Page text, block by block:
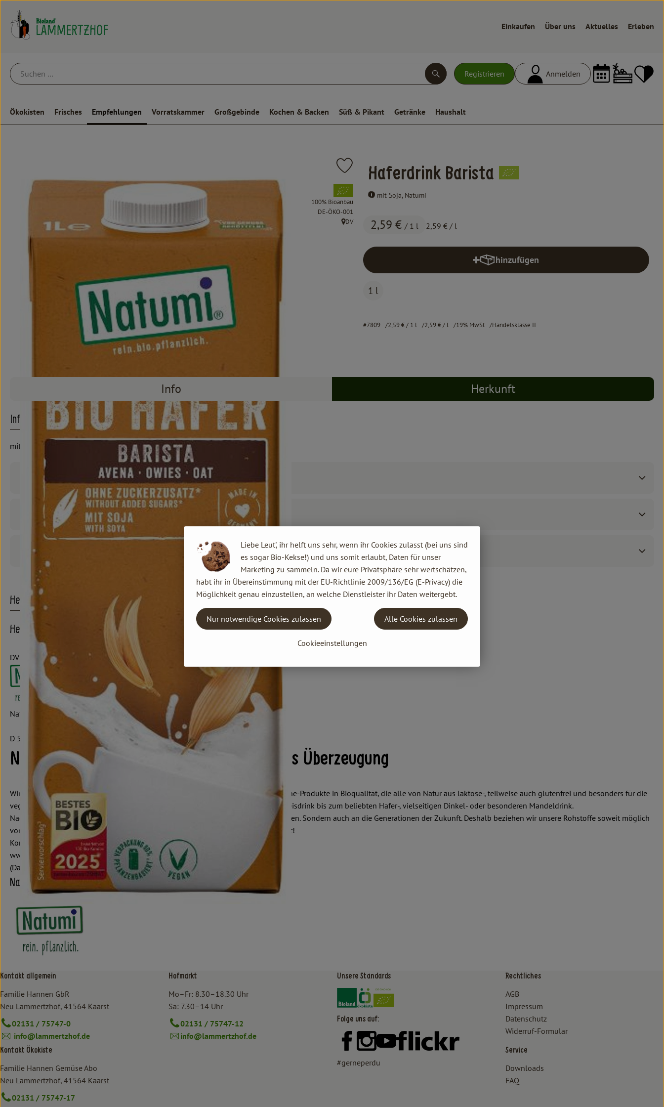
Einkaufen Über uns Aktuelles Erleben
Registrieren Anmelden
Suchen
Ökokisten Frisches Empfehlungen Vorratskammer Großgebinde Kochen & Backen Süß & Pikant Getränke Haushalt
Haferdrink Barista
mit Soja, Natumi
2,59 € / 1 l 2,59 € / l
Produkt zu Favouriten hinzufügen
, Verband:
100% Bioanbau
, Kontrollstelle:
DE-ÖKO-001
, Herkunft:
DV
hinzufügen
Produkt zum Warenkorb hinzufügen
1 l
#7809 2,59 €/ 1 l 2,59 €/ l 19% MwSt Handelsklasse II
Info Herkunft
Info
mit Soja, Natumi
Produktinformationen
Zutaten
Produktdatenblatt
Herkunft
Hersteller: Natumi
DV
Natumi GmbH
D 53840 Troisdorf
Natumi: Macher von Milchalternativen aus Überzeugung
Wir bei Natumi entwickeln und produzieren verschiedene Pflanzendrinks und Cuisine-Produkte in Bioqualität, die alle von Natur aus laktose-, teilweise auch glutenfrei und besonders für die
vegane Ernährung geeignet sind. Das Portfolio reicht vom klassischen Soja- oder Reisdrink bis zum beliebten Hafer-, vielseitigen Dinkel- oder besonderen Mandeldrink.
Nachhaltig zu denken und zu handeln bedeutet für uns, nicht nur an heute zu denken. Sondern auch an die Generationen der Zukunft. Deshalb beziehen wir unsere Rohstoffe soweit möglich
von regionalen Bauern und achten auf echte Bioqualität. Überzeugen Sie sich selbst!
Kontrollnummer D-NW-D-13-2362-BC
www.hain-celestial.eu
(Daten von Ecoinform)
Natumi
Kontakt allgemein
Familie Hannen GbR
Neu Lammertzhof, 41564 Kaarst
02131 / 75747-0
info@lammertzhof.de
Kontakt Ökokiste
Familie Hannen Gemüse Abo
Neu Lammertzhof, 41564 Kaarst
02131 / 75747-17
Hofmarkt
Mo–Fr: 8.30–18.30 Uhr
Sa: 7.30–14 Uhr
02131 / 75747-12
info@lammertzhof.de
Unsere Standards
Externer Link zu https://www.bioland.de/verbraucher
Externer Link zu https://www.oekokiste.de/
Folge uns auf:
Externer Link zu https://www.facebook.com/lammertzhof/
Externer Link zu https://www.instagram.com/lammertzhof/
Externer Link zu https://www.youtube.com/channel/
Externer Link zu https://www.flickr.com/photos/
#gerneperdu
Rechtliches
AGB
Impressum
Datenschutz
Widerruf-Formular
Service
Downloads
FAQ
Liebe Leut', ihr helft uns sehr, wenn ihr Cookies zulasst (bei uns sind
es sogar Bio-Kekse!) und uns somit erlaubt, Daten für unser
Marketing zu sammeln. Da wir eure Privatsphäre sehr wertschätzen,
habt ihr in Übereinstimmung mit der EU-Richtlinie 2009/136/EG (E-Privacy) die
Möglichkeit genau einzustellen, an welche Dienstleister ihr Daten weitergebt.
Cookieeinstellungen
Nur notwendige Cookies zulassen Alle Cookies zulassen